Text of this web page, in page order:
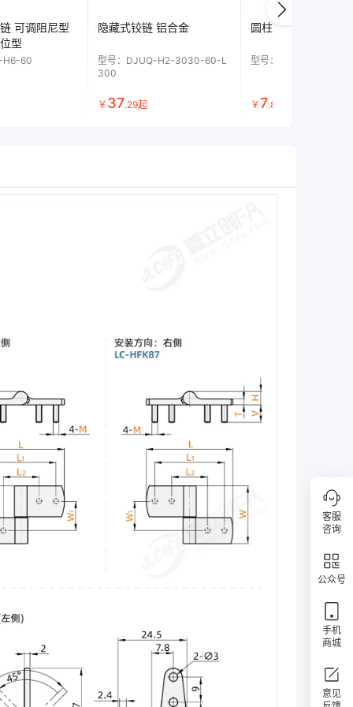
可调阻尼型
型
H6-60
隐藏式铰链 铝合金
型号： DJUQ-H2-3030-60-L
300
￥ 37.29起
圆柱式阻尼器
型号：
￥7.83
客服
咨询
公众号
手机
商城
意见